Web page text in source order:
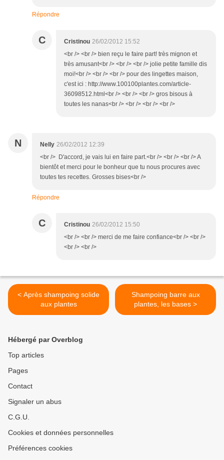
Répondre
C Cristinou 26/02/2012 15:52
<br /> <br /> bien reçu le faire part! très mignon et
très amusant<br /> <br /> <br /> jolie petite famille dis
moi!<br /> <br /> <br /> pour des lingettes maison,
c'est ici : http://www.100100plantes.com/article-
36098512.html<br /> <br /> <br /> gros bisous à
toutes les nanas<br /> <br /> <br /> <br />
N Nelly 26/02/2012 12:39
<br /> D'accord, je vais lui en faire part.<br /> <br /> <br /> A
bientôt et merci pour le bonheur que tu nous procures avec
toutes tes recettes. Grosses bises<br />
Répondre
C Cristinou 26/02/2012 15:50
<br /> <br /> merci de me faire confiance<br /> <br />
<br /> <br />
< Après shampoing solide
aux plantes
Shampoing barre aux
plantes, les bases >
Hébergé par Overblog
Top articles
Pages
Contact
Signaler un abus
C.G.U.
Cookies et données personnelles
Préférences cookies